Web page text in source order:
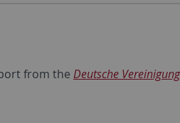
from the Deutsche